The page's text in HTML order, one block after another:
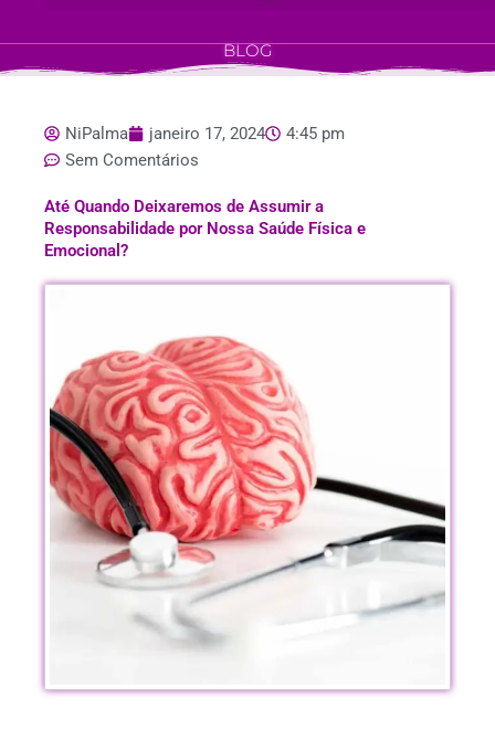
BLOG
NiPalma janeiro 17, 2024
4:45 pm
Sem Comentários
Até Quando Deixaremos de Assumir a
Responsabilidade por Nossa Saúde Física e
Emocional?